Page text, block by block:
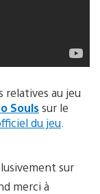
relatives au jeu
Soulssur le
du jeu
sur
merci à